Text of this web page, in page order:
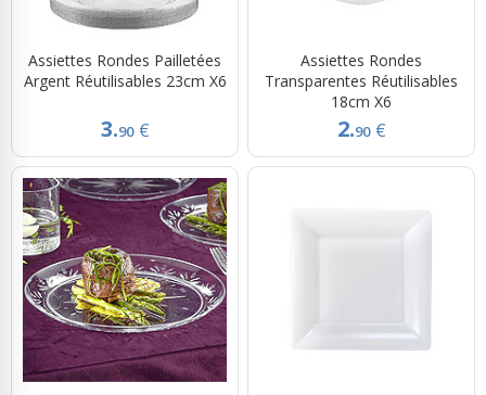
Assiettes Rondes Pailletées
Argent Réutilisables 23cm X6
3.90 €
Assiettes Rondes
Transparentes Réutilisables
18cm X6
2.90 €